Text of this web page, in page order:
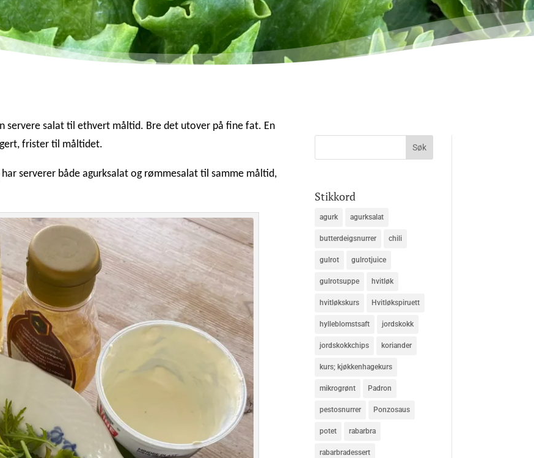
servere salat til ethvert måltid. Bre det utover på fine fat. En
frister til måltidet.
serverer både agurksalat og rømmesalat til samme måltid,
Stikkord
agurk agurksalat
butterdeigsnurrer chili
gulrot gulrotjuice
gulrotsuppe hvitløk
hvitløkskurs Hvitløkspiruett
hylleblomstsaft jordskokk
jordskokkchips koriander
kurs; kjøkkenhagekurs
mikrogrønt Padron
pestosnurrer Ponzosaus
potet rabarbra
rabarbradessert